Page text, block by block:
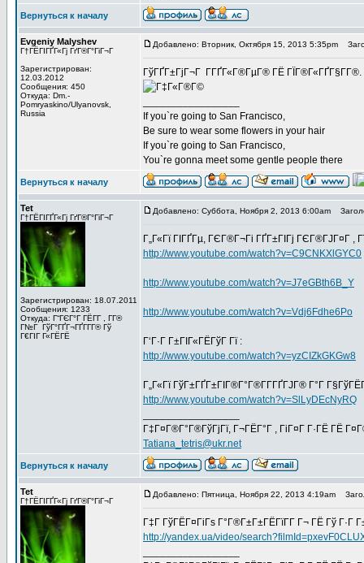
Вернуться к началу
Evgeniy Malyshev
Г†ГЁГІГҐГ«Гј ГґГ®Г°ГіГ¬Г
Зарегистрирован:
12.03.2012
Сообщения: 450
Откуда: Dm.-
Pomryaskino/Ulyanovsk,
Russia
Добавлено: Вторник, Октября 15, 2013 5:35pm
ГўГҐГ±ГјГ¬Г Г­ГҐГ«Г®ГµГ® ГЁ
If you`re going to San Francisco,
Be sure to wear some flowers in your hair
If you`re going to San Francisco,
You`re gonna meet some gentle people there
Вернуться к началу
Tet
Г†ГЁГІГҐГ«Гј ГґГ®Г°ГіГ¬Г
Зарегистрирован: 18.07.2011
Сообщения: 1233
Откуда: Г“ГЄГ°Г ГЁГ­Г , Г­Г®
Г№Г ГўГ°ГҐГ¬ГҐГ­Г­Г® Гў
Г€ГІГ Г«ГЁГЁ
Добавлено: Суббота, Ноября 2, 2013 6:00am
Г„Г«Гї ГІГҐГµ, ГЄГ®Г¬Гі ГҐГ±ГІГј ГЄГ®ГЈГ¤Г ,
http://www.youtube.com/watch?v=C9CNKXlGYC0
http://www.youtube.com/watch?v=J7eGBth6B_Y
http://www.youtube.com/watch?v=Vdj6Fdhe6Po
Г‘Г·Г Г±ГІГ«ГЁГўГ Гї :
http://www.youtube.com/watch?v=yzCIZkGKGw8
Г„Г«Гї ГўГ±ГҐГ±ГІГ®Г°Г®Г­Г­ГҐГЈГ® Г°Г
http://www.youtube.com/watch?v=SlLyDEcNyRQ
Г‡Г¤Г®Г°Г®ГўГјГї, Г¬ГЁГ°Г , ГіГ¤Г Г·ГЁ ГЁ
Tatiana_tetris@ukr.net
Вернуться к началу
Tet
Г†ГЁГІГҐГ«Гј ГґГ®Г°ГіГ¬Г
Добавлено: Пятница, Ноября 22, 2013 4:19am
Г‡Г ГўГЁГ¤ГіГѕ Г°Г®Г±Г±ГЁГїГ­Г Г¬ ГЁ Гў Г·Г
http://yandex.ua/video/